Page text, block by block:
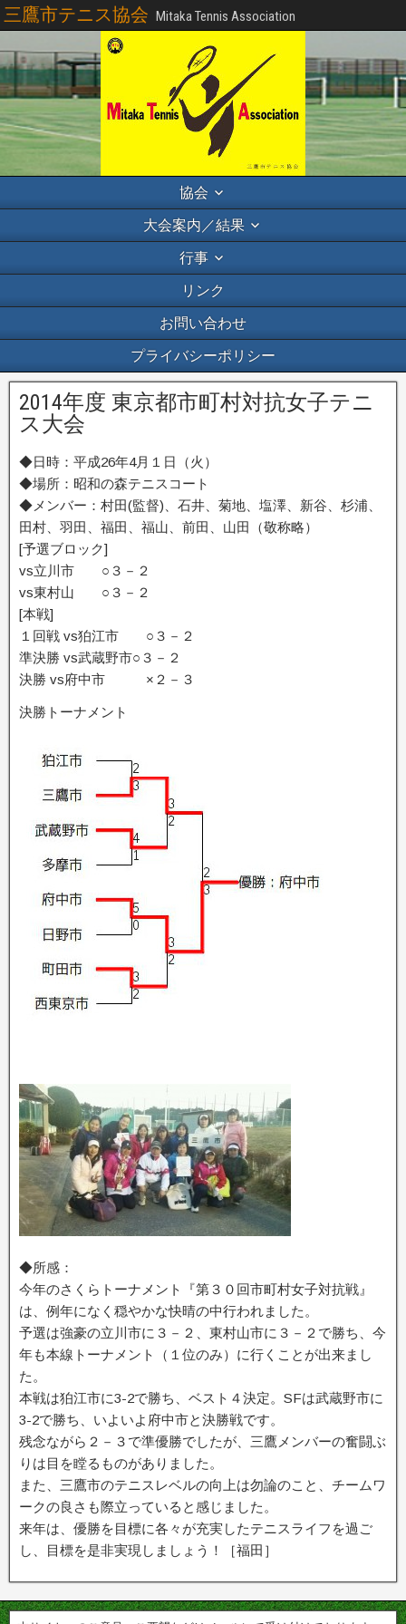
三鷹市テニス協会 Mitaka Tennis Association
協会
大会案内／結果
行事
リンク
お問い合わせ
プライバシーポリシー
2014年度 東京都市町村対抗女子テニ
ス大会
◆日時：平成26年4月１日（火）
◆場所：昭和の森テニスコート
◆メンバー：村田(監督)、石井、菊地、塩澤、新谷、杉浦、
田村、羽田、福田、福山、前田、山田（敬称略）
[予選ブロック]
vs立川市 ○３－２
vs東村山 ○３－２
[本戦]
１回戦 vs狛江市 ○３－２
準決勝 vs武蔵野市○３－２
決勝 vs府中市 ×２－３
決勝トーナメント
◆所感：
今年のさくらトーナメント『第３０回市町村女子対抗戦』
は、例年になく穏やかな快晴の中行われました。
予選は強豪の立川市に３－２、東村山市に３－２で勝ち、今
年も本線トーナメント（１位のみ）に行くことが出来まし
た。
本戦は狛江市に3-2で勝ち、ベスト４決定。SFは武蔵野市に
3-2で勝ち、いよいよ府中市と決勝戦です。
残念ながら２－３で準優勝でしたが、三鷹メンバーの奮闘ぶ
りは目を瞠るものがありました。
また、三鷹市のテニスレベルの向上は勿論のこと、チームワ
ークの良さも際立っていると感じました。
来年は、優勝を目標に各々が充実したテニスライフを過ご
し、目標を是非実現しましょう！［福田］